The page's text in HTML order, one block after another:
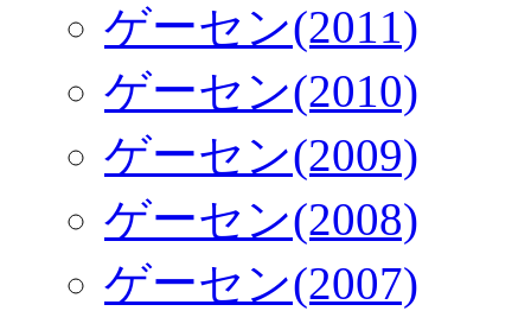
ゲーセン(2011)
ゲーセン(2010)
ゲーセン(2009)
ゲーセン(2008)
ゲーセン(2007)